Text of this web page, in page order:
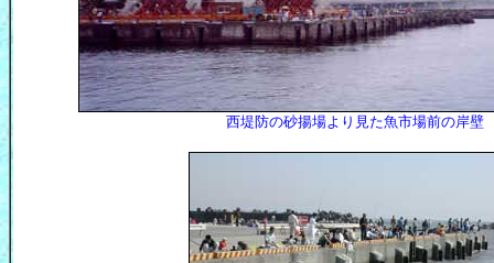
西堤防の砂揚場より見た魚市場前の岸壁